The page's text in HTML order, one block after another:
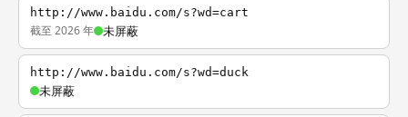
http://www.baidu.com/s?wd=cart
截至 2026 年 未屏蔽
http://www.baidu.com/s?wd=duck
未屏蔽